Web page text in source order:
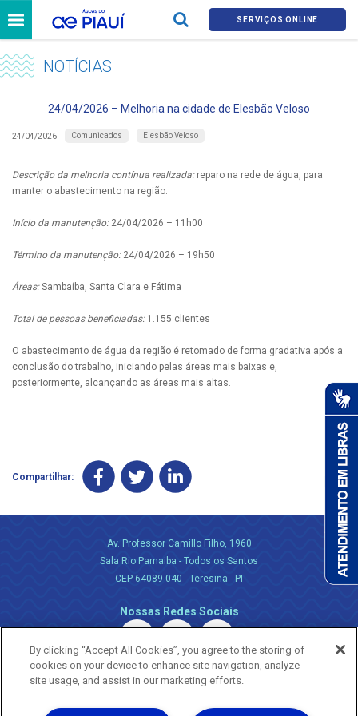
SERVIÇOS ONLINE
NOTÍCIAS
24/04/2026 – Melhoria na cidade de Elesbão Veloso
24/04/2026 Comunicados Elesbão Veloso
Descrição da melhoria contínua realizada:reparo na rede de água, para
manter o abastecimento na região.
Início da manutenção:24/04/2026 – 11h00
Término da manutenção:24/04/2026 – 19h50
Áreas:Sambaíba, Santa Clara e Fátima
Total de pessoas beneficiadas:1.155 clientes
O abastecimento de água da região é retomado de forma gradativa após a
conclusão do trabalho, iniciando pelas áreas mais baixas e,
posteriormente, alcançando as áreas mais altas.
Compartilhar:
Av. Professor Camillo Filho, 1960
Sala Rio Parnaiba - Todos os Santos
CEP 64089-040 - Teresina - PI
Nossas Redes Sociais
By clicking “Accept All Cookies”, you agree to the storing of
cookies on your device to enhance site navigation, analyze
site usage, and assist in our marketing efforts.